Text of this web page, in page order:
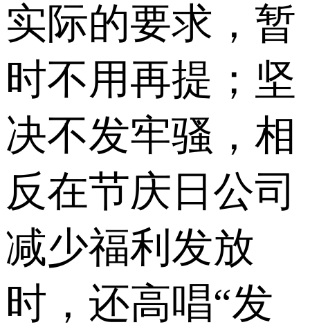
实际的要求，暂
时不用再提；坚
决不发牢骚，相
反在节庆日公司
减少福利发放
时，还高唱“发